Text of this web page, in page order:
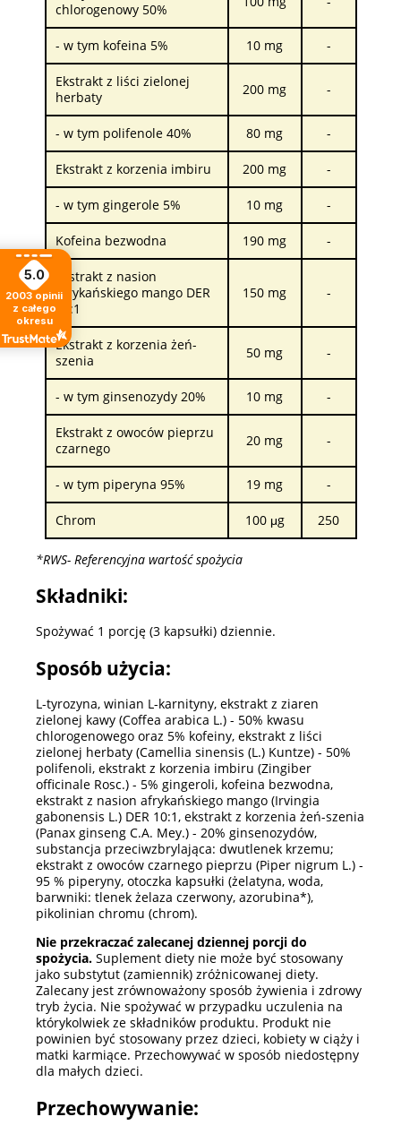
chlorogenowy 50%
- w tym kofeina 5% 10 mg -
Ekstrakt z liści zielonej
herbaty
200 mg -
- w tym polifenole 40% 80 mg -
Ekstrakt z korzenia imbiru 200 mg -
- w tym gingerole 5% 10 mg -
Kofeina bezwodna 190 mg -
Ekstrakt z nasion
afrykańskiego mango DER
10:1
150 mg -
Ekstrakt z korzenia żeń-
szenia
50 mg -
- w tym ginsenozydy 20% 10 mg -
Ekstrakt z owoców pieprzu
czarnego
20 mg -
- w tym piperyna 95% 19 mg -
Chrom 100 μg 250
*RWS- Referencyjna wartość spożycia
Składniki:
Spożywać 1 porcję (3 kapsułki) dziennie.
Sposób użycia:
L-tyrozyna, winian L-karnityny, ekstrakt z ziaren
zielonej kawy (Coffea arabica L.) - 50% kwasu
chlorogenowego oraz 5% kofeiny, ekstrakt z liści
zielonej herbaty (Camellia sinensis (L.) Kuntze) - 50%
polifenoli, ekstrakt z korzenia imbiru (Zingiber
officinale Rosc.) - 5% gingeroli, kofeina bezwodna,
ekstrakt z nasion afrykańskiego mango (Irvingia
gabonensis L.) DER 10:1, ekstrakt z korzenia żeń-szenia
(Panax ginseng C.A. Mey.) - 20% ginsenozydów,
substancja przeciwzbrylająca: dwutlenek krzemu;
ekstrakt z owoców czarnego pieprzu (Piper nigrum L.) -
95 % piperyny, otoczka kapsułki (żelatyna, woda,
barwniki: tlenek żelaza czerwony, azorubina*),
pikolinian chromu (chrom).
Nie przekraczać zalecanej dziennej porcji do
spożycia. Suplement diety nie może być stosowany
jako substytut (zamiennik) zróżnicowanej diety.
Zalecany jest zrównoważony sposób żywienia i zdrowy
tryb życia. Nie spożywać w przypadku uczulenia na
którykolwiek ze składników produktu. Produkt nie
powinien być stosowany przez dzieci, kobiety w ciąży i
matki karmiące. Przechowywać w sposób niedostępny
dla małych dzieci.
Przechowywanie:
5.0
2003 opinii
z całego
okresu